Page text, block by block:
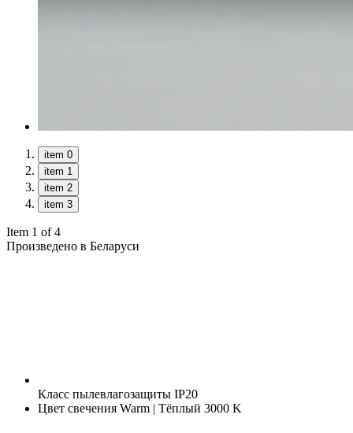
item 0
item 1
item 2
item 3
Item 1 of 4
Произведено в Беларуси
Класс пылевлагозащиты IP20
Цвет свечения Warm | Тёплый 3000 K